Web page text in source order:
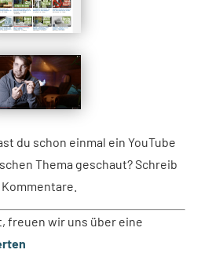
du schon einmal ein YouTube
Thema geschaut? Schreib
freuen wir uns über eine